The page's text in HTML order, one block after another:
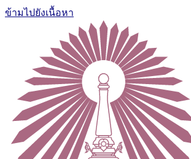
ข้ามไปยังเนื้อหา